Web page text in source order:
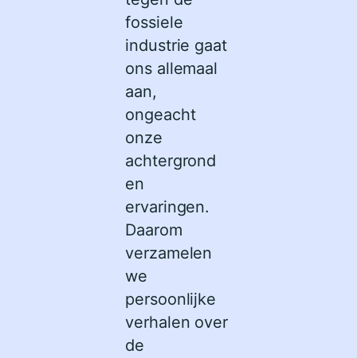
fossiele
industrie gaat
ons allemaal
aan,
ongeacht
onze
achtergrond
en
ervaringen.
Daarom
verzamelen
we
persoonlijke
verhalen over
de